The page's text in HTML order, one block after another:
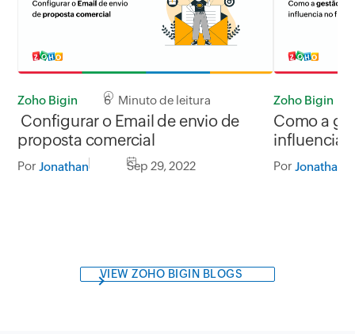
Zoho Bigin 6 Minuto de leitura
Configurar o Email de envio de
proposta comercial
Por Jonathan Sep 29, 2022
Zoho Bigin
Como a
influencia
Por Jonathan
VIEW ZOHO BIGIN BLOGS